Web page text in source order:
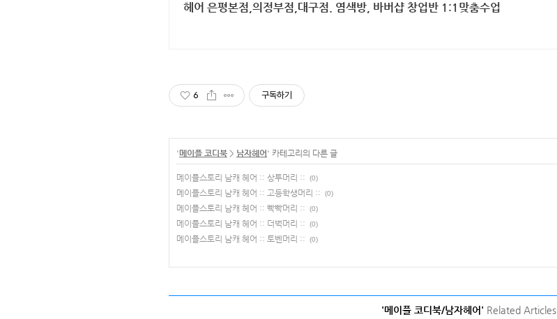
헤어 은평본점,의정부점,대구점. 염색방, 바버샵 창업반 1:1맞춤수업
6 구독하기
'메이플 코디북 > 남자헤어 ' 카테고리의 다른 글
메이플스토리 남캐 헤어 :: 상투머리 :: (0)
메이플스토리 남캐 헤어 :: 고등학생머리 :: (0)
메이플스토리 남캐 헤어 :: 빡빡머리 :: (0)
메이플스토리 남캐 헤어 :: 더벅머리 :: (0)
메이플스토리 남캐 헤어 :: 토벤머리 :: (0)
'메이플 코디북/남자헤어' Related Articles